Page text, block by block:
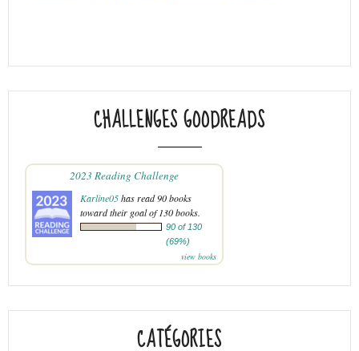
CHALLENGES GOODREADS
2023 Reading Challenge
Karline05has read 90 books
toward their goal of 130 books.
90 of 130
(69%)
view books
CATÉGORIES